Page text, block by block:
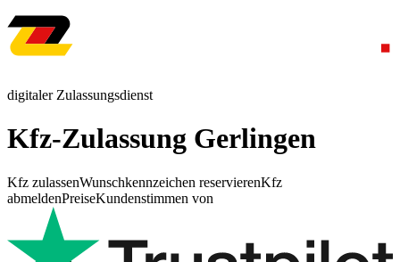
digitaler Zulassungsdienst
Kfz-Zulassung Gerlingen
Kfz zulassenWunschkennzeichen reservierenKfz
abmeldenPreiseKundenstimmen von